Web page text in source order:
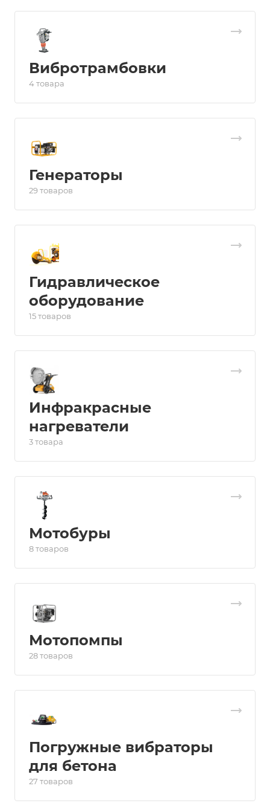
Вибротрамбовки
4 товара
Генераторы
29 товаров
Гидравлическое
оборудование
15 товаров
Инфракрасные
нагреватели
3 товара
Мотобуры
8 товаров
Мотопомпы
28 товаров
Погружные вибраторы
для бетона
27 товаров